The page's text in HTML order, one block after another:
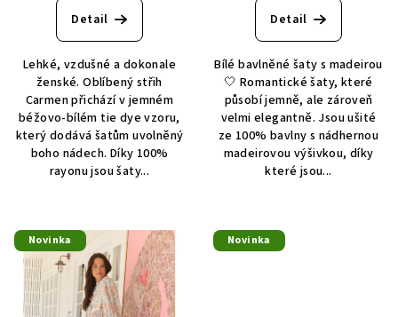
Detail
Lehké, vzdušné a dokonale
ženské. Oblíbený střih
Carmen přichází v jemném
béžovo-bílém tie dye vzoru,
který dodává šatům uvolněný
boho nádech. Díky 100%
rayonu jsou šaty...
Detail
Bílé bavlněné šaty s madeirou
🤍 Romantické šaty, které
působí jemně, ale zároveň
velmi elegantně. Jsou ušité
ze 100% bavlny s nádhernou
madeirovou výšivkou, díky
které jsou...
Novinka Novinka